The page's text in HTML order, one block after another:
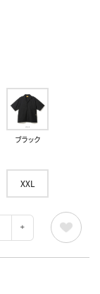
ブラック
XXL